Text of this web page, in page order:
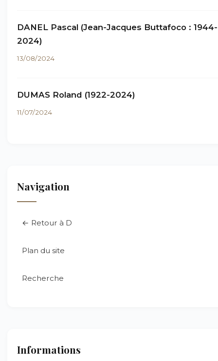
DANEL Pascal (Jean-Jacques Buttafoco : 1944-
2024)
13/08/2024
DUMAS Roland (1922-2024)
11/07/2024
Navigation
← Retour à D
Plan du site
Recherche
Informations